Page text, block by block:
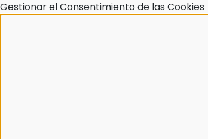
Gestionar el Consentimiento de las Cookies